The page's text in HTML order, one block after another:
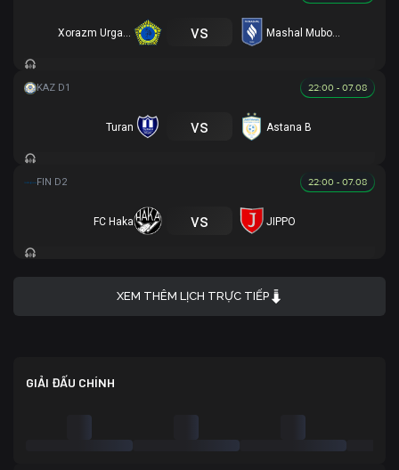
vs Mashal Muborak
22:00 - 07.08
Turan vs Astana B
22:00 - 07.08
FC Haka vs JIPPO
XEM THÊM LỊCH TRỰC TIẾP
GIẢI ĐẤU CHÍNH